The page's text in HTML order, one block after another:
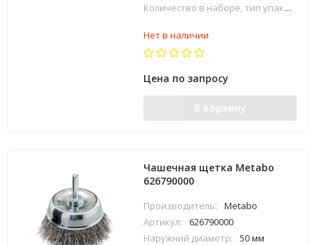
Количество в наборе, тип упаковки:
Нет в наличии
Цена по запросу
В корзину
Чашечная щетка Metabo
626790000
Производитель:
Metabo
Артикул:
626790000
Наружний диаметр:
50 мм